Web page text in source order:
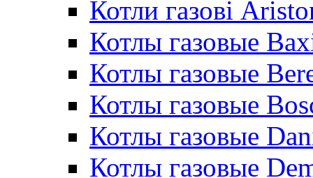
Котли газові
Котлы газовые
Котлы газовые
Котлы газовые
Котлы газовые
Котлы газовые